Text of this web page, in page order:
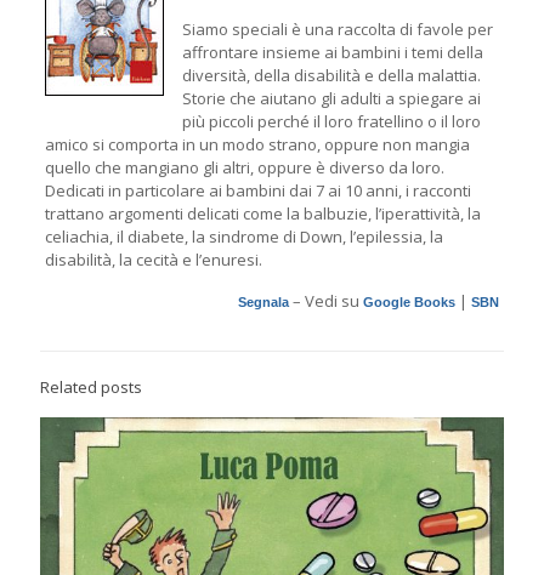
Siamo speciali è una raccolta di favole per
affrontare insieme ai bambini i temi della
diversità, della disabilità e della malattia.
Storie che aiutano gli adulti a spiegare ai
più piccoli perché il loro fratellino o il loro
amico si comporta in un modo strano, oppure non mangia
quello che mangiano gli altri, oppure è diverso da loro.
Dedicati in particolare ai bambini dai 7 ai 10 anni, i racconti
trattano argomenti delicati come la balbuzie, l’iperattività, la
celiachia, il diabete, la sindrome di Down, l’epilessia, la
disabilità, la cecità e l’enuresi.
Segnala– Vedi suGoogle Books |SBN
Related posts